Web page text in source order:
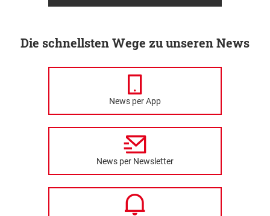
Die schnellsten Wege zu unseren News
News per App
News per Newsletter